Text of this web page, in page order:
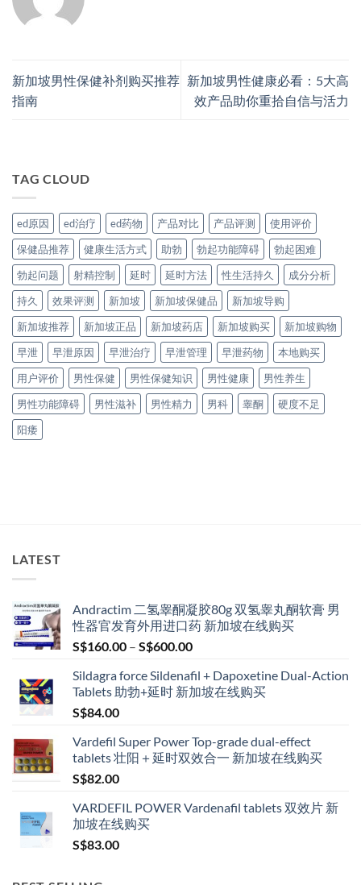
新加坡男性保健补剂购买推荐
指南
新加坡男性健康必看：5大高
效产品助你重拾自信与活力
TAG CLOUD
ed原因 ed治疗 ed药物 产品对比 产品评测
使用评价
保健品推荐
健康生活方式 助勃 勃起功能障碍
勃起困难
勃起问题
射精控制 延时 延时方法 性生活持久
成分分析
持久
效果评测 新加坡 新加坡保健品
新加坡导购
新加坡推荐
新加坡正品 新加坡药店 新加坡购买
新加坡购物
早泄
早泄原因 早泄治疗 早泄管理 早泄药物
本地购买
用户评价
男性保健 男性保健知识 男性健康
男性养生
男性功能障碍
男性滋补 男性精力 男科 睾酮
硬度不足
阳痿
LATEST
Andractim 二氢睾酮凝胶80g 双氢睾丸酮软膏 男
性器官发育外用进口药 新加坡在线购买
S$160.00 – S$600.00Price
S$160.00
through
Sildagra force Sildenafil + Dapoxetine Dual-Action
Tablets 助勃+延时 新加坡在线购买
S$84.00
Vardefil Super Power Top-grade dual-effect
tablets 壮阳＋延时双效合一 新加坡在线购买
S$82.00
VARDEFIL POWER Vardenafil tablets 双效片 新
加坡在线购买
S$83.00